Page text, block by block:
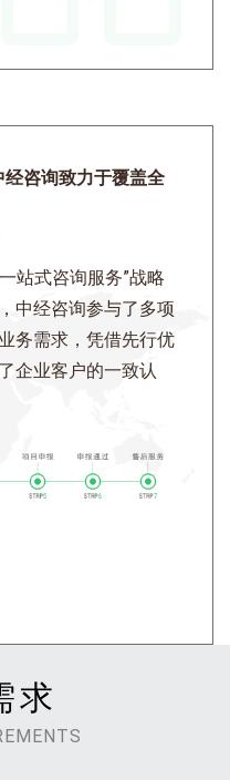
咨询致力于覆盖全
式咨询服务”战略
中经咨询参与了多项
务需求，凭借先行优
企业客户的一致认
求